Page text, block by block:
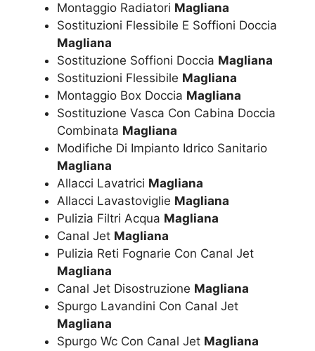
Montaggio Radiatori Magliana
Sostituzioni Flessibile E Soffioni Doccia
Magliana
Sostituzione Soffioni Doccia Magliana
Sostituzioni Flessibile Magliana
Montaggio Box Doccia Magliana
Sostituzione Vasca Con Cabina Doccia
Combinata Magliana
Modifiche Di Impianto Idrico Sanitario
Magliana
Allacci Lavatrici Magliana
Allacci Lavastoviglie Magliana
Pulizia Filtri Acqua Magliana
Canal Jet Magliana
Pulizia Reti Fognarie Con Canal Jet
Magliana
Canal Jet Disostruzione Magliana
Spurgo Lavandini Con Canal Jet
Magliana
Spurgo Wc Con Canal Jet Magliana